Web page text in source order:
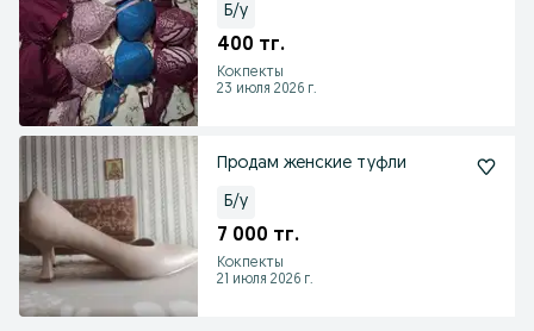
Б/у
400 тг.
Кокпекты
23 июля 2026 г.
Продам женские туфли
Б/у
7 000 тг.
Кокпекты
21 июля 2026 г.